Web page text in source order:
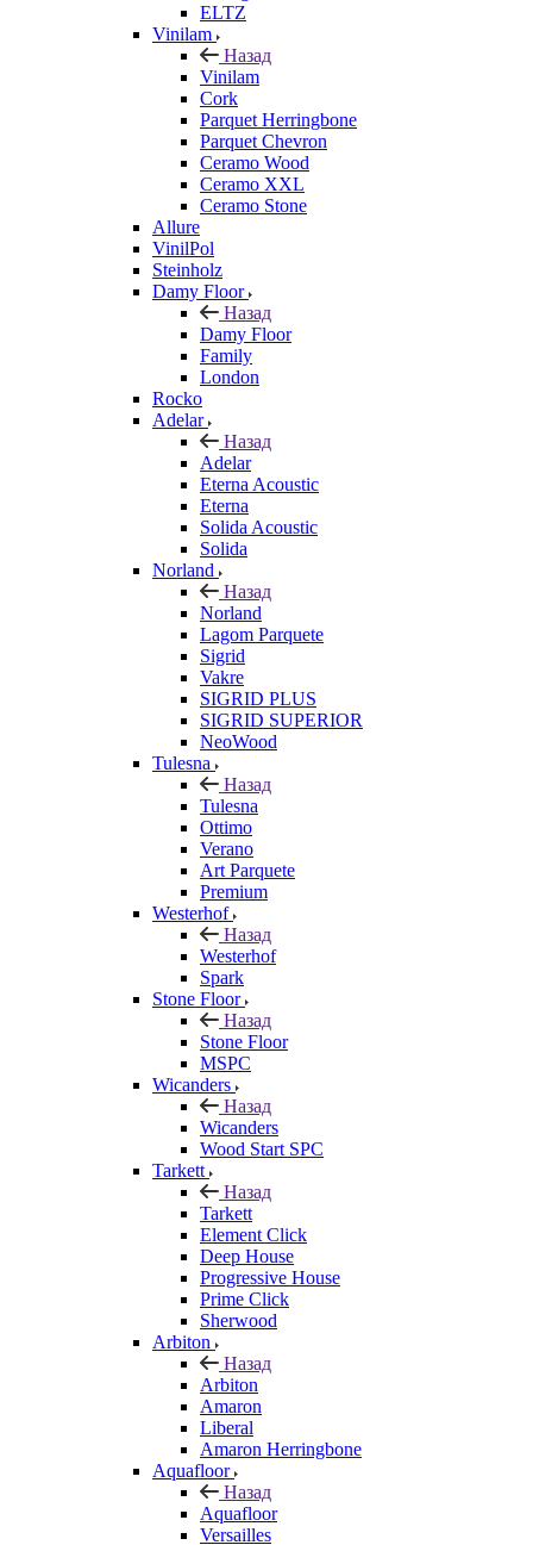
ELTZ
Vinilam
Назад
Vinilam
Cork
Parquet Herringbone
Parquet Chevron
Ceramo Wood
Ceramo XXL
Ceramo Stone
Allure
VinilPol
Steinholz
Damy Floor
Назад
Damy Floor
Family
London
Rocko
Adelar
Назад
Adelar
Eterna Acoustic
Eterna
Solida Acoustic
Solida
Norland
Назад
Norland
Lagom Parquete
Sigrid
Vakre
SIGRID PLUS
SIGRID SUPERIOR
NeoWood
Tulesna
Назад
Tulesna
Ottimo
Verano
Art Parquete
Premium
Westerhof
Назад
Westerhof
Spark
Stone Floor
Назад
Stone Floor
MSPC
Wicanders
Назад
Wicanders
Wood Start SPC
Tarkett
Назад
Tarkett
Element Click
Deep House
Progressive House
Prime Click
Sherwood
Arbiton
Назад
Arbiton
Amaron
Liberal
Amaron Herringbone
Aquafloor
Назад
Aquafloor
Versailles